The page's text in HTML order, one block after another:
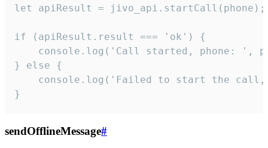
let apiResult = jivo_api.startCall(phone);
if (apiResult.result === 'ok') {
console.log('Call started, phone: ',
} else {
console.log('Failed to start the
}
sendOfflineMessage#